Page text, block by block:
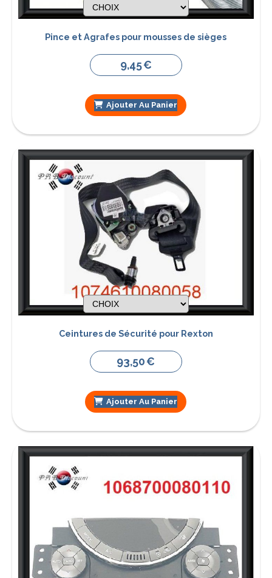
Pince et Agrafes pour mousses de sièges
9,45€
Ajouter Au Panier
Ceintures de Sécurité pour Rexton
93,50€
Ajouter Au Panier